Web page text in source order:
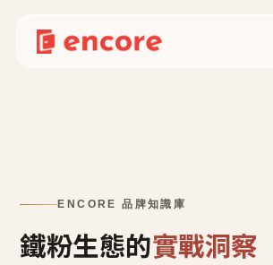
ENCORE 品牌知識庫
鐵粉生態的實戰洞察